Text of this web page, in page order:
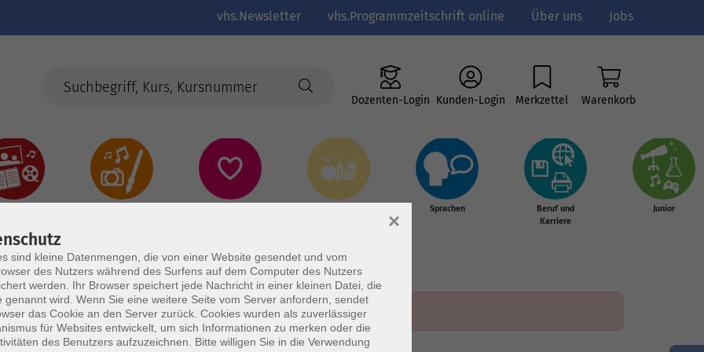
vhs.Newsletter vhs.Programmzeitschrift online Über uns Jobs
Dozenten-Login Kunden-Login Merkzettel Warenkorb
Sprachen
Beruf und
Karriere
Junior
sind kleine Datenmengen, die von einer Website gesendet und vom
des Nutzers während des Surfens auf dem Computer des Nutzers
werden. Ihr Browser speichert jede Nachricht in einer kleinen Datei, die
genannt wird. Wenn Sie eine weitere Seite vom Server anfordern, sendet
das Cookie an den Server zurück. Cookies wurden als zuverlässiger
für Websites entwickelt, um sich Informationen zu merken oder die
des Benutzers aufzuzeichnen. Bitte willigen Sie in die Verwendung
×